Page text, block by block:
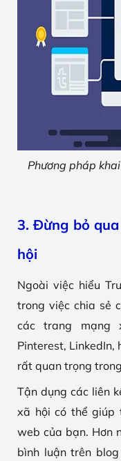
Phương pháp
3. Đừng bỏ
hội
Ngoài việc hiểu
trong việc chia sẻ
các trang mạng
Pinterest, LinkedIn,
rất quan trọng
Tận dụng các liên
xã hội có thể giúp
web của bạn. Hơn
bình luận trên